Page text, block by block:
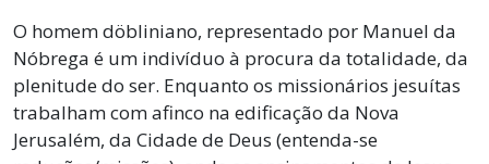
O homem döbliniano, representado por Manuel da
Nóbrega é um indivíduo à procura da totalidade, da
plenitude do ser. Enquanto os missionários jesuítas
trabalham com afinco na edificação da Nova
Jerusalém, da Cidade de Deus (entenda-se